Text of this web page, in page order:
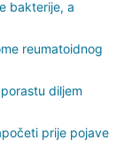
bakterije, a
reumatoidnog
diljem
prije pojave